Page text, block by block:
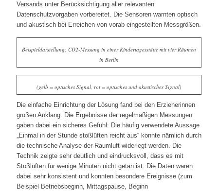
Versands unter Berücksichtigung aller relevanten
Datenschutzvorgaben vorbereitet. Die Sensoren warnten optisch
und akustisch bei Erreichen von vorab eingestellten Messgrößen.
Beispieldarstellung: CO2-Messung in einer Kindertagesstätte mit vier Räumen
in Berlin
(gelb = optisches Signal, rot = optisches und akustisches Signal)
Die einfache Einrichtung der Lösung fand bei den Erzieherinnen
großen Anklang. Die Ergebnisse der regelmäßigen Messungen
gaben dabei ein sicheres Gefühl: Die häufig verwendete Aussage
„Einmal in der Stunde stoßlüften reicht aus“ konnte nämlich durch
die technische Analyse der Raumluft widerlegt werden. Die
Technik zeigte sehr deutlich und eindrucksvoll, dass es mit
Stoßlüften für wenige Minuten nicht getan ist. Die Daten waren
dabei sehr konsistent und konnten besondere Ereignisse (zum
Beispiel Betriebsbeginn, Mittagspause, Beginn